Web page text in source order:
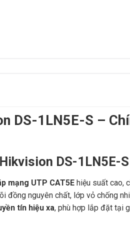
DS-1LN5E-S –
DS-1LN5E-S
mạng UTP CAT5E hiệu suất cao,
đồng nguyên chất, lớp vỏ chống
tín hiệu xa, phù hợp lắp đặt tại